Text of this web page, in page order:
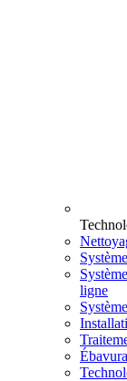
ligne